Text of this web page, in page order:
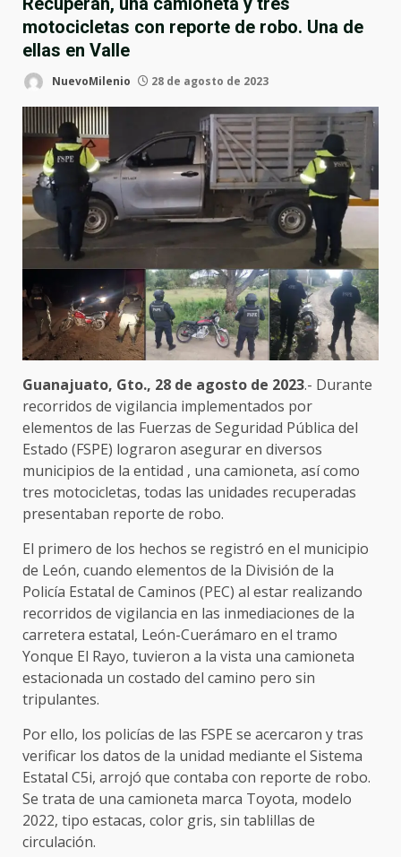
motocicletas con reporte de robo. Una de
ellas en Valle
NuevoMilenio 28 de agosto de 2023
Guanajuato, Gto., 28 de agosto de 2023.- Durante
recorridos de vigilancia implementados por
elementos de las Fuerzas de Seguridad Pública del
Estado (FSPE) lograron asegurar en diversos
municipios de la entidad , una camioneta, así como
tres motocicletas, todas las unidades recuperadas
presentaban reporte de robo.
El primero de los hechos se registró en el municipio
de León, cuando elementos de la División de la
Policía Estatal de Caminos (PEC) al estar realizando
recorridos de vigilancia en las inmediaciones de la
carretera estatal, León-Cuerámaro en el tramo
Yonque El Rayo, tuvieron a la vista una camioneta
estacionada un costado del camino pero sin
tripulantes.
Por ello, los policías de las FSPE se acercaron y tras
verificar los datos de la unidad mediante el Sistema
Estatal C5i, arrojó que contaba con reporte de robo.
Se trata de una camioneta marca Toyota, modelo
2022, tipo estacas, color gris, sin tablillas de
circulación.